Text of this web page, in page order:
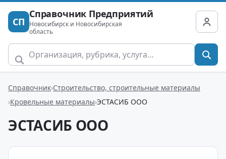
СП
Справочник Предприятий
Новосибирск и Новосибирская
область
Справочник Строительство, строительные материалы
Кровельные материалы ЭСТАСИБ ООО
ЭСТАСИБ ООО